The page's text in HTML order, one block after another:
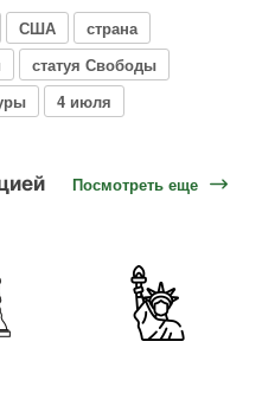
США
страна
статуя Свободы
4 июля
Посмотреть еще